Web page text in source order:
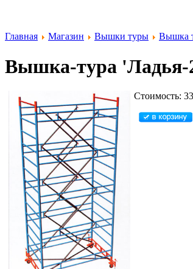
Главная Магазин Вышки туры Вышка
Вышка-тура 'Ладья-
Стоимость: